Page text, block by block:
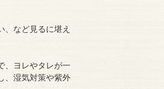
、など見るに堪え
、ヨレやタレが一
、湿気対策や紫外